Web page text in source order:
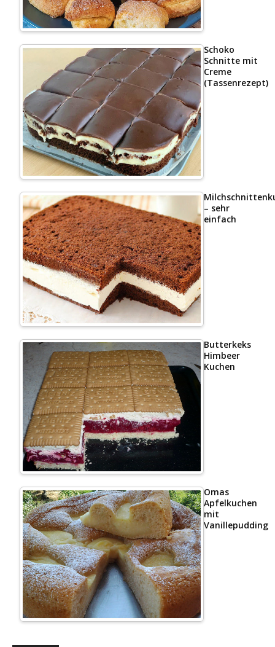
Schoko
Schnitte mit
Creme
(Tassenrezept)
– sehr
einfach
Butterkeks
Himbeer
Kuchen
Omas
Apfelkuchen
mit
Vanillepudding